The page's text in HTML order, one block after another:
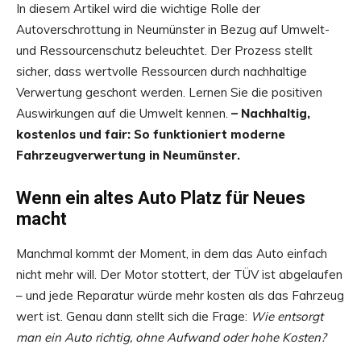
In diesem Artikel wird die wichtige Rolle der
Autoverschrottung in Neumünster in Bezug auf Umwelt-
und Ressourcenschutz beleuchtet. Der Prozess stellt
sicher, dass wertvolle Ressourcen durch nachhaltige
Verwertung geschont werden. Lernen Sie die positiven
Auswirkungen auf die Umwelt kennen. – Nachhaltig,
kostenlos und fair: So funktioniert moderne
Fahrzeugverwertung in Neumünster.
Wenn ein altes Auto Platz für Neues
macht
Manchmal kommt der Moment, in dem das Auto einfach
nicht mehr will. Der Motor stottert, der TÜV ist abgelaufen
– und jede Reparatur würde mehr kosten als das Fahrzeug
wert ist. Genau dann stellt sich die Frage: Wie entsorgt
man ein Auto richtig, ohne Aufwand oder hohe Kosten?